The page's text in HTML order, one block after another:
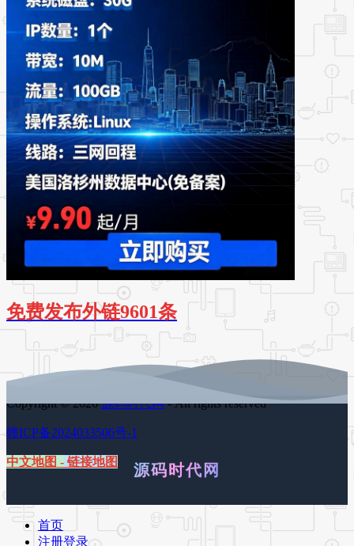
免费发布外链9601条
Copyright © 2026源码时代网- All rights reserved
赣ICP备2024033506号-1
中文地图 - 链接地图 源码时代网
首页
注册登录